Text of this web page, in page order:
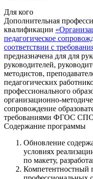
Для кого
Дополнительная
квалификации
педагогическое
соответствии с
предназначена для для
руководителей,
методистов,
педагогических
профессионального
организационно-
сопровождение
требованиями ФГОС
Содержание программы
Обновление
условиях
по макету,
Компетентностный